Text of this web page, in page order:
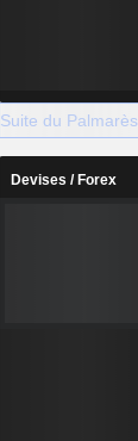
Suite du Palmarès
Devises / Forex